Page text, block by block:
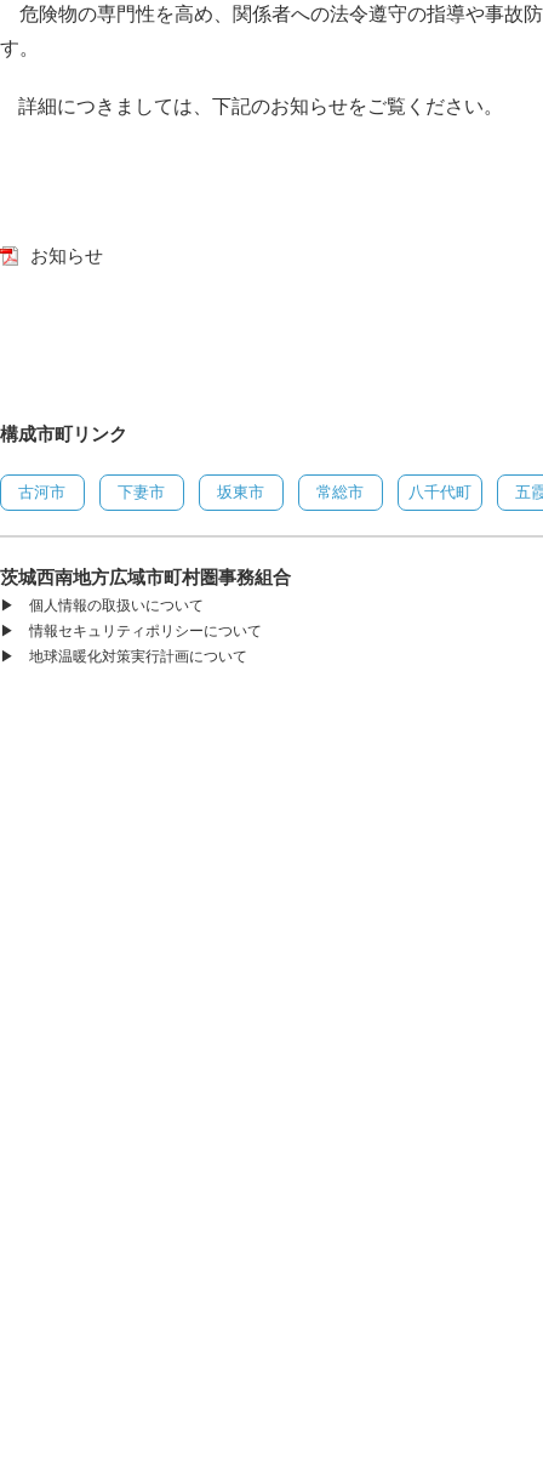
危険物の専門性を高め、関係者への法令遵守の指導や事故
す。
詳細につきましては、下記のお知らせをご覧ください。
お知らせ
構成市町リンク
古河市 下妻市 坂東市 常総市 八千代町 五
茨城西南地方広域市町村圏事務組合
▶ 個人情報の取扱いについて
▶情報セキュリティポリシーについて
▶ 地球温暖化対策実行計画について